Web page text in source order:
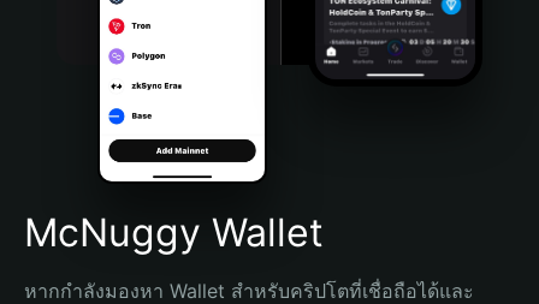
Português (Brasil)
Español (Argentina)
McNuggy Wallet
หากกำลังมองหา Wallet สำหรับคริปโตที่เชื่อถือได้และ